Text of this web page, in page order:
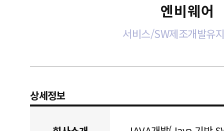
엔비웨어
서비스/SW제조개발유
상세정보